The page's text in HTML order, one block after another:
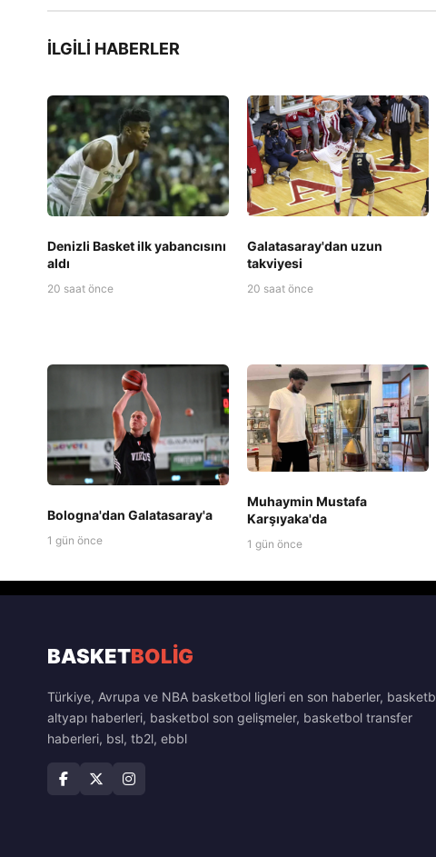
İLGILI HABERLER
Denizli Basket ilk yabancısını
aldı
20 saat önce
Galatasaray'dan uzun
takviyesi
20 saat önce
Bologna'dan Galatasaray'a
1 gün önce
Muhaymin Mustafa
Karşıyaka'da
1 gün önce
BASKETBOLİG
Türkiye, Avrupa ve NBA basketbol ligleri en son haberler,
altyapı haberleri, basketbol son gelişmeler, basketbol transfer
haberleri, bsl, tb2l, ebbl